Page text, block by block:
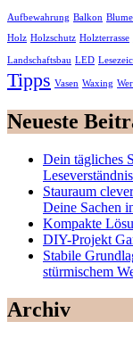
Aufbewahrung Balkon
Holz Holzschutz Holzterrasse
Landschaftsbau LED
Tipps Vasen Waxing
Neueste
Dein tägliches
Stauraum
Deine Sachen
Kompakte
DIY-Projekt
Stabile
stürmischem
Archiv